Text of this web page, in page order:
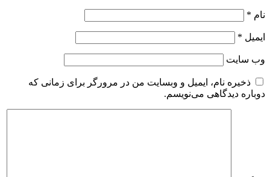
نام *
ایمیل *
وب‌ سایت
ذخیره نام، ایمیل و وبسایت من در مرورگر برای زمانی که
دوباره دیدگاهی می‌نویسم.